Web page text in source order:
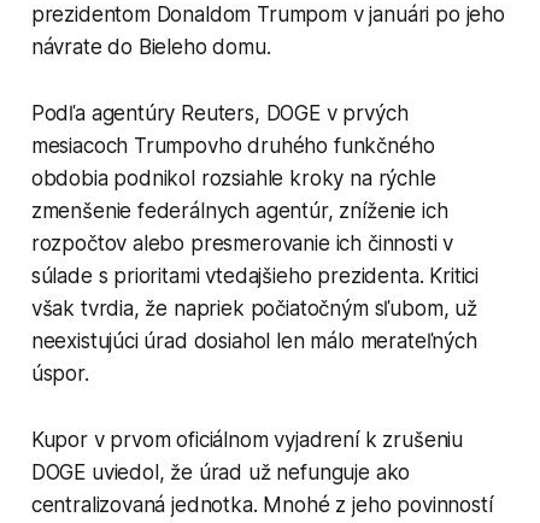
prezidentom Donaldom Trumpom v januári po jeho
návrate do Bieleho domu.
Podľa agentúry Reuters, DOGE v prvých
mesiacoch Trumpovho druhého funkčného
obdobia podnikol rozsiahle kroky na rýchle
zmenšenie federálnych agentúr, zníženie ich
rozpočtov alebo presmerovanie ich činnosti v
súlade s prioritami vtedajšieho prezidenta. Kritici
však tvrdia, že napriek počiatočným sľubom, už
neexistujúci úrad dosiahol len málo merateľných
úspor.
Kupor v prvom oficiálnom vyjadrení k zrušeniu
DOGE uviedol, že úrad už nefunguje ako
centralizovaná jednotka. Mnohé z jeho povinností